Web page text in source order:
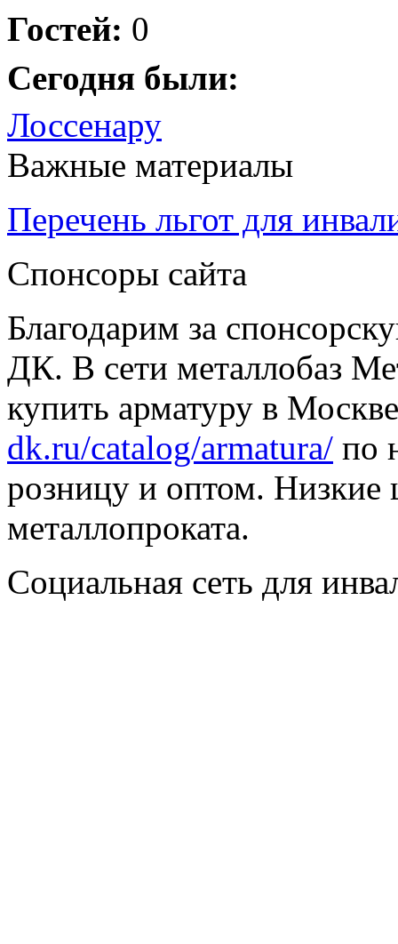
Гостей: 0
Сегодня были:
Лоссенару
Важные материалы
Перечень льгот для
Спонсоры сайта
Благодарим за
ДК. В сети металлобаз
купить арматуру в
dk.ru/catalog/armatura/ по
розницу и оптом. Низкие
металлопроката.
Социальная сеть для